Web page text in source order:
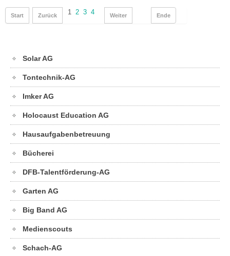
Start Zurück 1 2 3 4 Weiter Ende
Solar AG
Tontechnik-AG
Imker AG
Holocaust Education AG
Hausaufgabenbetreuung
Bücherei
DFB-Talentförderung-AG
Garten AG
Big Band AG
Medienscouts
Schach-AG